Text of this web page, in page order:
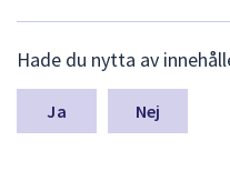
ä
m
a
Hade du nytta av
Nej